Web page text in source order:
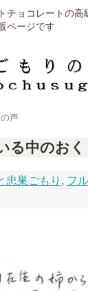
チョコレートの高
ページです
声
る中のお
忠巣ごもり , フ